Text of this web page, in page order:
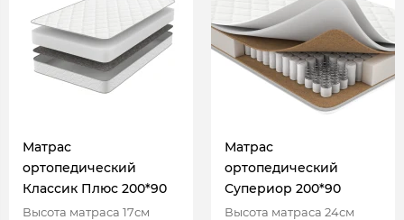
Матрас
ортопедический
Классик Плюс 200*90
Высота матраса 17см
Матрас
ортопедический
Супериор 200*90
Высота матраса 24см